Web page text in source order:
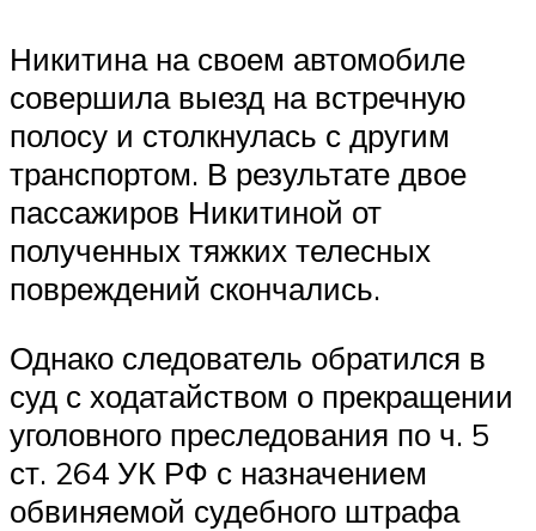
Никитина на своем автомобиле
совершила выезд на встречную
полосу и столкнулась с другим
транспортом. В результате двое
пассажиров Никитиной от
полученных тяжких телесных
повреждений скончались.
Однако следователь обратился в
суд с ходатайством о прекращении
уголовного преследования по ч. 5
ст. 264 УК РФ с назначением
обвиняемой судебного штрафа